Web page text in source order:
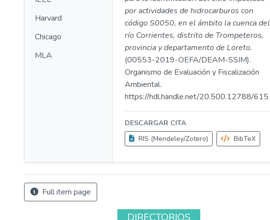
Harvard
Chicago
MLA
por actividades de hidrocarburos con
código S0050, en el ámbito la cuenca del
río Corrientes, distrito de Trompeteros,
provincia y departamento de Loreto.
(00553-2019-OEFA/DEAM-SSIM).
Organismo de Evaluación y Fiscalización
Ambiental.
https://hdl.handle.net/20.500.12788/615
DESCARGAR CITA
RIS (Mendeley/Zotero)
BibTeX
Full item page
DIRECTORIOS